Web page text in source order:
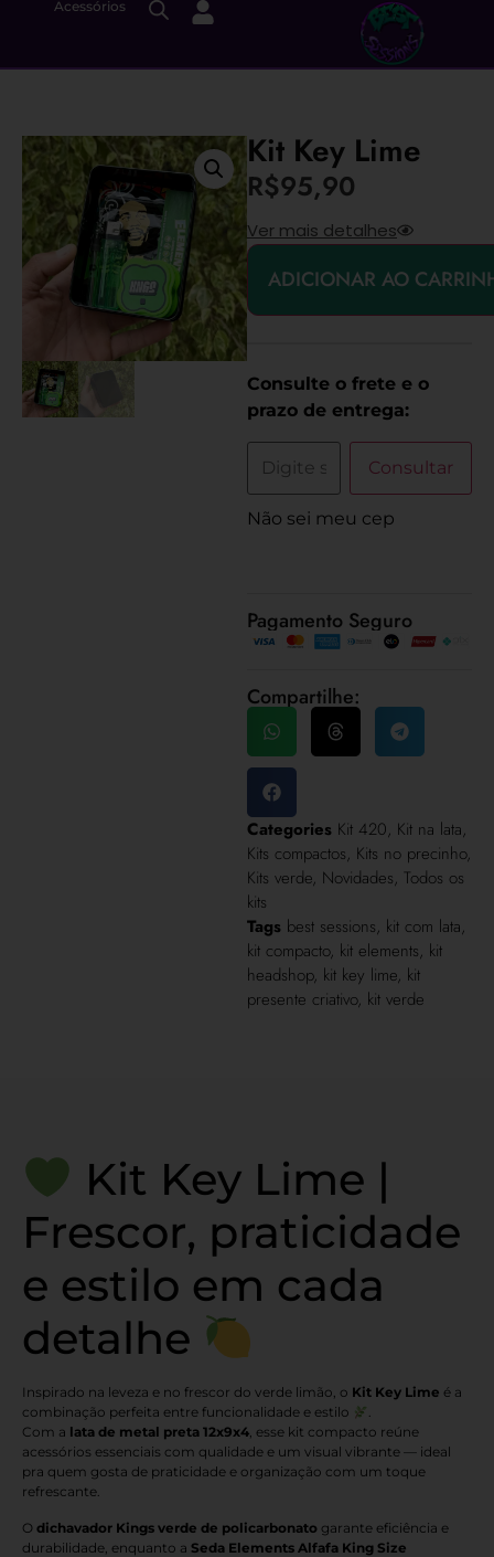
Acessórios
Kit Key Lime
R$95,90
Pagamento Seguro
Compartilhe:
Categories Kit 420, Kit na lata,
Kits compactos, Kits no precinho,
Kits verde, Novidades, Todos os
kits
Tags best sessions, kit com lata,
kit compacto, kit elements, kit
headshop, kit key lime, kit
presente criativo, kit verde
Ver mais detalhes
ADICIONAR AO
Consulte o frete e o
prazo de entrega:
Consultar
Não sei meu cep
Kit Key Lime |
Frescor, praticidade
e estilo em cada
detalhe
Inspirado na leveza e no frescor do verde limão, o Kit Key Lime é a
combinação perfeita entre funcionalidade e estilo
.
Com a lata de metal preta 12x9x4, esse kit compacto reúne
acessórios essenciais com qualidade e um visual vibrante — ideal
pra quem gosta de praticidade e organização com um toque
refrescante.
O dichavador Kings verde de policarbonato garante eficiência e
durabilidade, enquanto a Seda Elements Alfafa King Size